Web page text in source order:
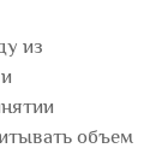
из
объем